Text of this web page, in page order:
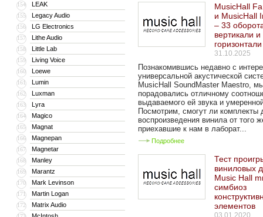
154 LEAK
155 Legacy Audio
156 LG Electronics
157 Lithe Audio
158 Little Lab
159 Living Voice
160 Loewe
161 Lumin
162 Luxman
163 Lyra
164 Magico
165 Magnat
166 Magnepan
167 Magnetar
168 Manley
169 Marantz
170 Mark Levinson
171 Martin Logan
172 Matrix Audio
MusicHall
и MusicHall
– 33
вертикали
горизонтали
31.10.2025
Познакомившись недавно с
универсальной акустической
MusicHall SoundMaster Maestro,
порадовались отличному
выдаваемого ей звука и
Посмотрим, смогут ли комплекты
воспроизведения винила от того
приехавшие к нам в лаборат...
Подробнее
Тест
виниловых
Music Hall
симбиоз
элементов
03.01.2020